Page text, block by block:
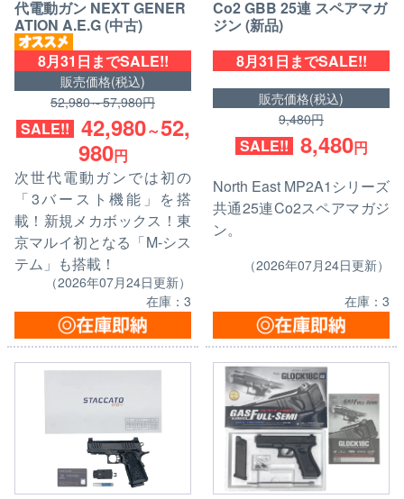
代電動ガン NEXT GENER
ATION A.E.G (中古)
8月31日までSALE!!
販売価格(税込)
52,980～57,980円
SALE!! 42,980～52,
980円
次世代電動ガンでは初の
「3バースト機能」を搭
載！新規メカボックス！東
京マルイ初となる「M-シス
テム」も搭載！
（2026年07月24日更新）
在庫：3
Co2 GBB 25連 スペアマガ
ジン (新品)
8月31日までSALE!!
販売価格(税込)
9,480円
SALE!! 8,480円
North East MP2A1シリーズ
共通25連Co2スペアマガジ
ン。
（2026年07月24日更新）
在庫：3